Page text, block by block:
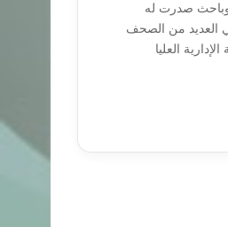
وباحث صدرت له
العديد من الصحف
العليا